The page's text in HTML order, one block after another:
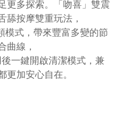
更多探索。「吻喜」雙震
舔按摩雙重玩法，
模式，帶來豐富多變的節
曲線，
一鍵開啟清潔模式，兼
加安心自在。